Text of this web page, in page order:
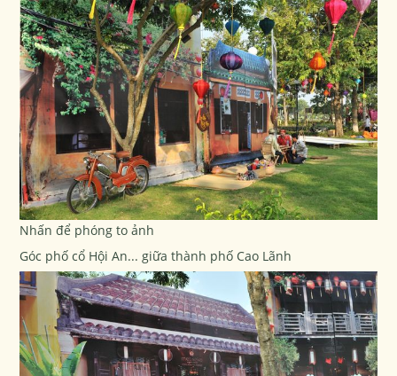
Nhấn để phóng to ảnh
Góc phố cổ Hội An... giữa thành phố Cao Lãnh